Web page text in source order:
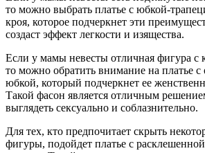
то можно выбрать платье с юбкой-
кроя, которое подчеркнет эти
создаст эффект легкости и изящества.
Если у мамы невесты отличная фигура
то можно обратить внимание на платье
юбкой, который подчеркнет ее
Такой фасон является отличным
выглядеть сексуально и соблазнительно.
Для тех, кто предпочитает скрыть
фигуры, подойдет платье с